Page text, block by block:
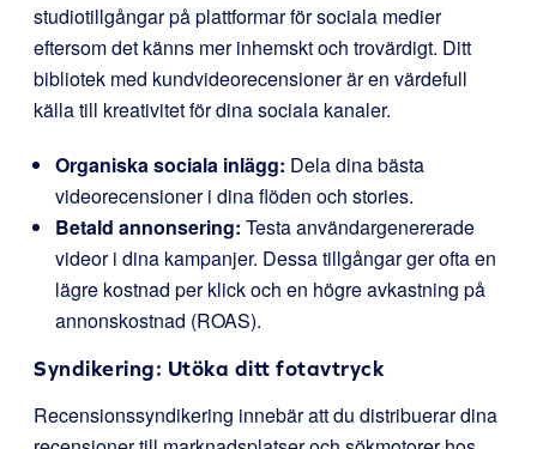
studiotillgångar på plattformar för sociala medier
eftersom det känns mer inhemskt och trovärdigt. Ditt
bibliotek med kundvideorecensioner är en värdefull
källa till kreativitet för dina sociala kanaler.
Organiska sociala inlägg: Dela dina bästa
videorecensioner i dina flöden och stories.
Betald annonsering: Testa användargenererade
videor i dina kampanjer. Dessa tillgångar ger ofta en
lägre kostnad per klick och en högre avkastning på
annonskostnad (ROAS).
Syndikering: Utöka ditt fotavtryck
Recensionssyndikering innebär att du distribuerar dina